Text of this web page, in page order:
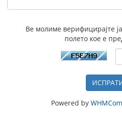
Ве молиме верифицирајте
полето кое е
Powered by